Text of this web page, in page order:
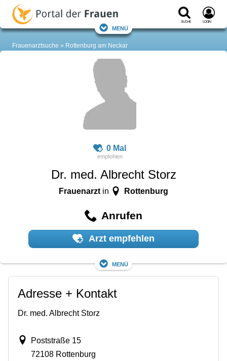
Suche Login
Menü
Frauenarztsuche Rottenburg am Neckar
0 Mal
Dr. med. Albrecht Storz
Frauenarzt in Rottenburg
Anrufen
Arzt empfehlen
Menü
Adresse + Kontakt
Dr. med. Albrecht Storz
Poststraße 15
72108 Rottenburg